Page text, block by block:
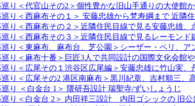
り＜代官山その2＞個性豊かな旧山手通りの大使館
り＜西麻布その１＞ 安藤忠雄から梵寿綱まで 近隣
り＜西麻布その２＞近隣住民目線で見る安藤忠雄、
り＜西麻布その３＞近隣住民目線で見るレーモン
り＜東麻布、麻布台、芝公園＞シーザー・ペリ、
り＜麻布十番＞巨匠3人で共同設計の国際文化会館
り＜広尾その１渋谷区広尾編＞安藤忠雄に竹山実
り＜広尾その2 港区南麻布＞黒川紀章、吉村順三、
り ＜白金台 1＞ 隈研吾設計 瑞聖寺/ずいしょうじ
り＜白金台 2＞ 内田祥三設計 内田ゴシックの 旧公